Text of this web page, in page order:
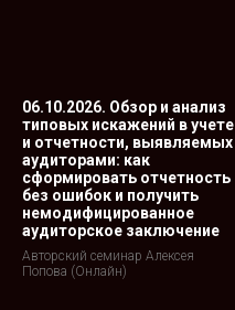
06.10.2026. Обзор и анализ
типовых искажений в учете
и отчетности, выявляемых
аудиторами: как
сформировать отчетность
без ошибок и получить
немодифицированное
аудиторское заключение
Авторский семинар Алексея
Попова (Онлайн)